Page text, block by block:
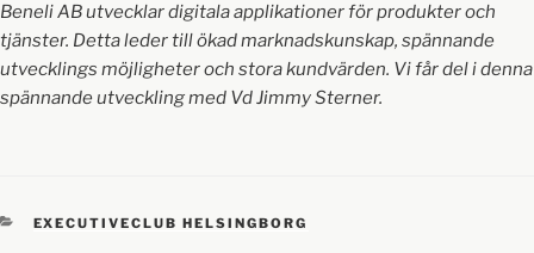
Beneli AB utvecklar digitala applikationer för produkter och
tjänster. Detta leder till ökad marknadskunskap, spännande
utvecklings möjligheter och stora kundvärden. Vi får del i denna
spännande utveckling med Vd Jimmy Sterner.
EXECUTIVECLUB HELSINGBORG